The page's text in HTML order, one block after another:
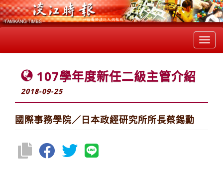
107學年度新任二級主管介紹
2018-09-25
國際事務學院／日本政經研究所所長蔡錫勳